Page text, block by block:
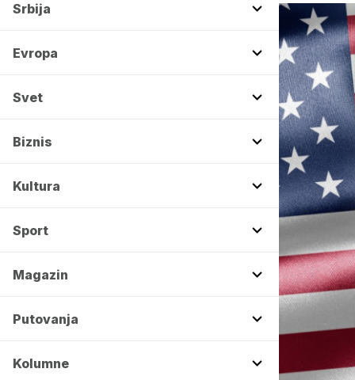
Srbija
Evropa
Svet
Biznis
Kultura
Sport
Magazin
Putovanja
Kolumne